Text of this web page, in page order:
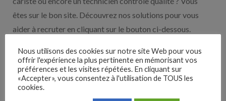
êtes sur le bon site. Découvrez nos solutions pour vous
aider à recruter en cliquant sur le bouton ci-dessous.
Nos solutions entreprises
Découvrez nos partenaires ! Moteurs de recherches,
Nous utilisons des cookies sur notre site Web pour vous
offrir l'expérience la plus pertinente en mémorisant vos
préférences et les visites répétées. En cliquant sur
«Accepter», vous consentez à l'utilisation de TOUS les
cookies.